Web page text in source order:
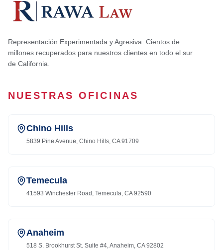
Representación Experimentada y Agresiva. Cientos de
millones recuperados para nuestros clientes en todo el sur
de California.
NUESTRAS OFICINAS
Chino Hills
5839 Pine Avenue, Chino Hills, CA 91709
Temecula
41593 Winchester Road, Temecula, CA 92590
Anaheim
518 S. Brookhurst St. Suite #4, Anaheim, CA 92802